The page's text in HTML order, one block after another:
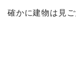
確かに建物は見